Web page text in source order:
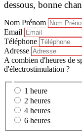
dessous, bonne
Nom Prénom
Email
Téléphone
Adresse
A combien d'heures de
d'électrostimulation ?
1 heure
2 heures
4 heures
6 heures